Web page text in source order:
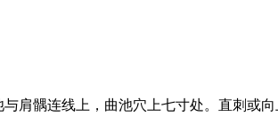
肩髃连线上，曲池穴上七寸处。直刺或向